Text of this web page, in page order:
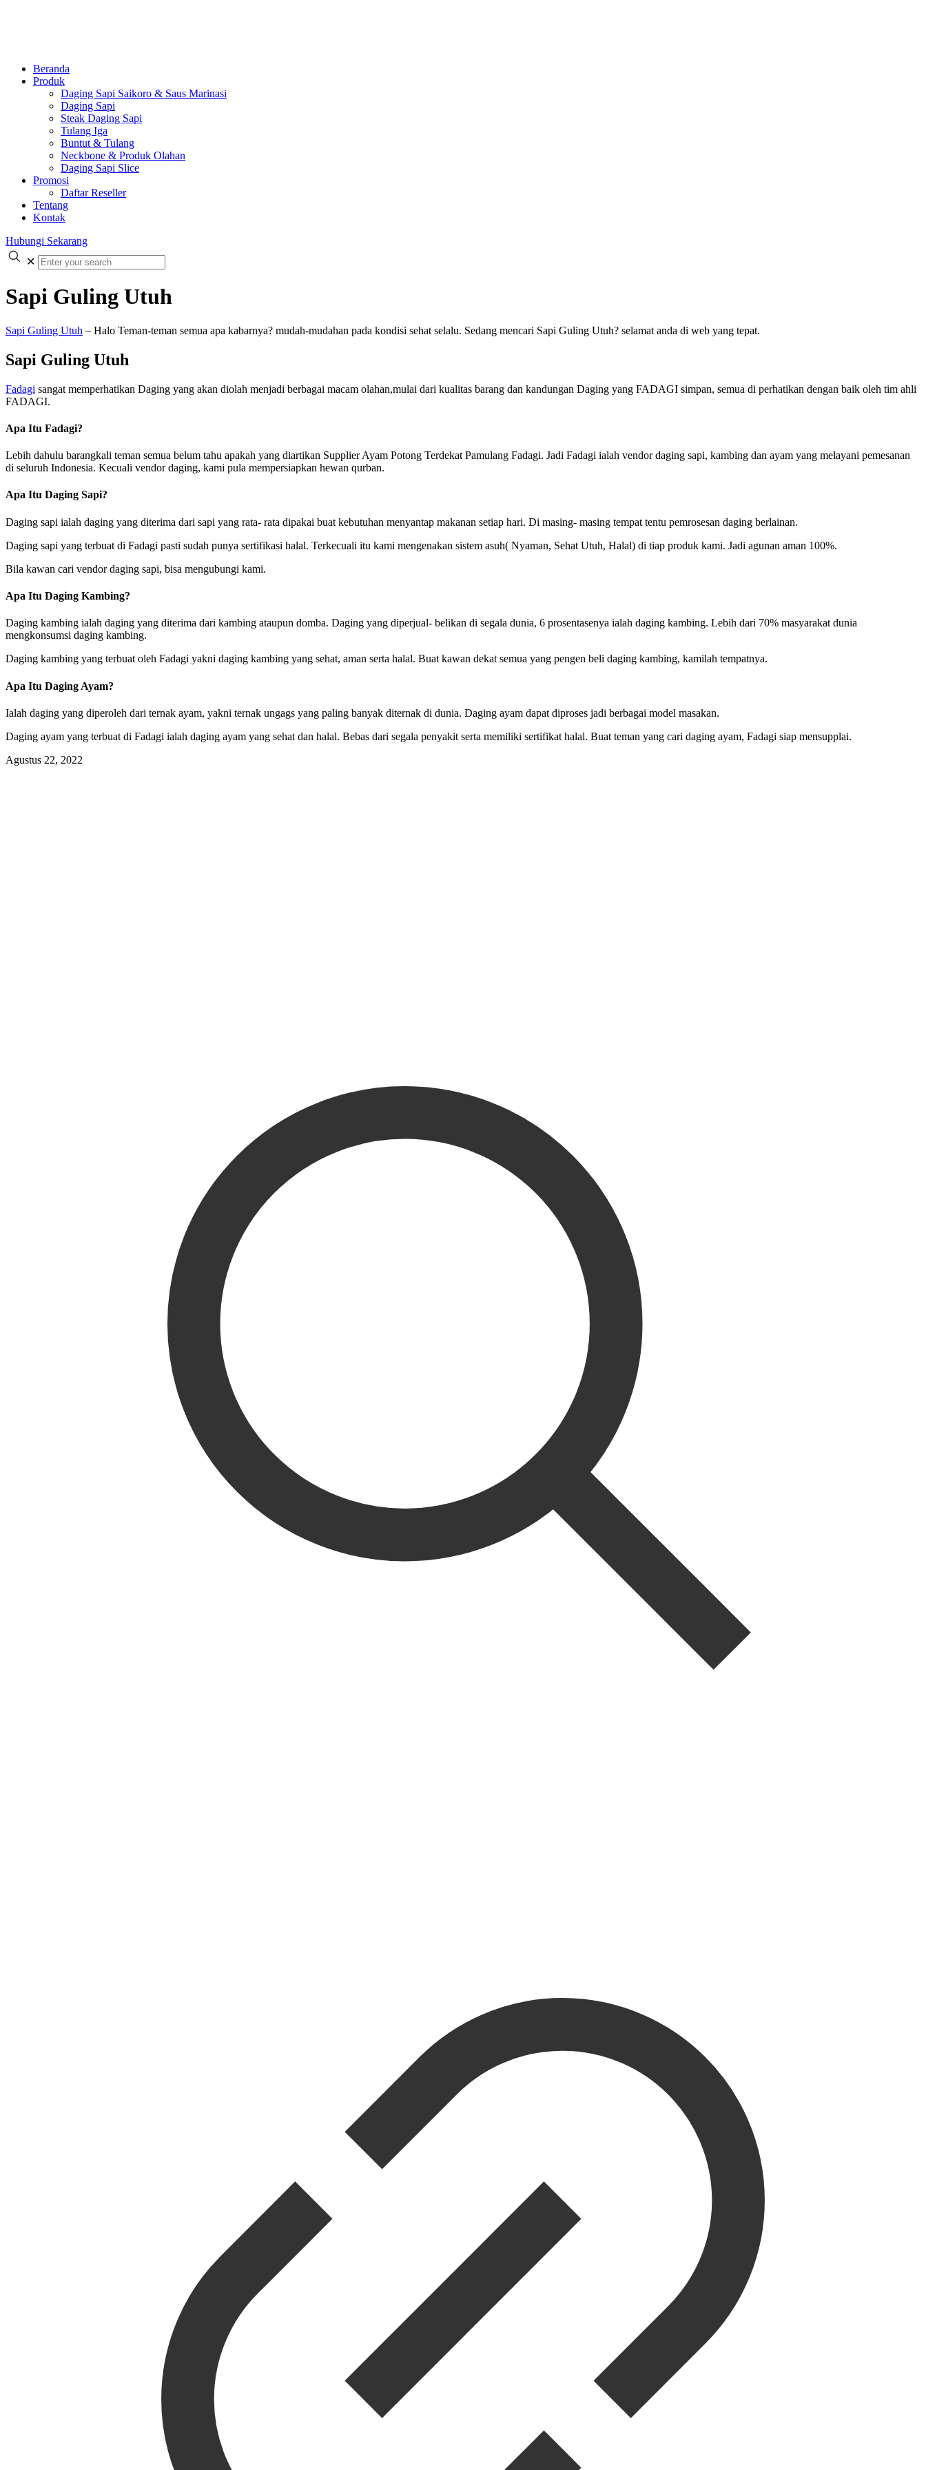
Beranda
Produk
Daging Sapi Saikoro & Saus Marinasi
Daging Sapi
Steak Daging Sapi
Tulang Iga
Buntut & Tulang
Neckbone & Produk Olahan
Daging Sapi Slice
Promosi
Daftar Reseller
Tentang
Kontak
Hubungi Sekarang
✕
Sapi Guling Utuh
Sapi Guling Utuh – Halo Teman-teman semua apa kabarnya? mudah-mudahan pada kondisi sehat selalu. Sedang mencari Sapi Guling Utuh? selamat anda di web yang tepat.
Sapi Guling Utuh
Fadagi sangat memperhatikan Daging yang akan diolah menjadi berbagai macam olahan,mulai dari kualitas barang dan kandungan Daging yang FADAGI simpan, semua di perhatikan dengan baik oleh tim ahli
FADAGI.
Apa Itu Fadagi?
Lebih dahulu barangkali teman semua belum tahu apakah yang diartikan Supplier Ayam Potong Terdekat Pamulang Fadagi. Jadi Fadagi ialah vendor daging sapi, kambing dan ayam yang melayani pemesanan
di seluruh Indonesia. Kecuali vendor daging, kami pula mempersiapkan hewan qurban.
Apa Itu Daging Sapi?
Daging sapi ialah daging yang diterima dari sapi yang rata- rata dipakai buat kebutuhan menyantap makanan setiap hari. Di masing- masing tempat tentu pemrosesan daging berlainan.
Daging sapi yang terbuat di Fadagi pasti sudah punya sertifikasi halal. Terkecuali itu kami mengenakan sistem asuh( Nyaman, Sehat Utuh, Halal) di tiap produk kami. Jadi agunan aman 100%.
Bila kawan cari vendor daging sapi, bisa mengubungi kami.
Apa Itu Daging Kambing?
Daging kambing ialah daging yang diterima dari kambing ataupun domba. Daging yang diperjual- belikan di segala dunia, 6 prosentasenya ialah daging kambing. Lebih dari 70% masyarakat dunia
mengkonsumsi daging kambing.
Daging kambing yang terbuat oleh Fadagi yakni daging kambing yang sehat, aman serta halal. Buat kawan dekat semua yang pengen beli daging kambing, kamilah tempatnya.
Apa Itu Daging Ayam?
Ialah daging yang diperoleh dari ternak ayam, yakni ternak ungags yang paling banyak diternak di dunia. Daging ayam dapat diproses jadi berbagai model masakan.
Daging ayam yang terbuat di Fadagi ialah daging ayam yang sehat dan halal. Bebas dari segala penyakit serta memiliki sertifikat halal. Buat teman yang cari daging ayam, Fadagi siap mensupplai.
Agustus 22, 2022